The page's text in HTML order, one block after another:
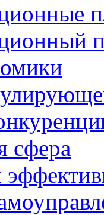
сфера